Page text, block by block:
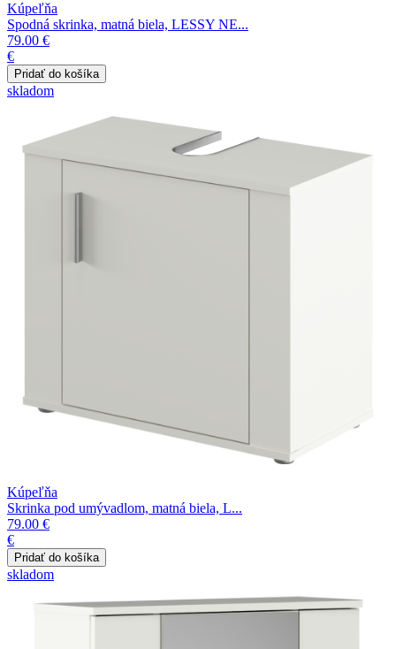
Kúpeľňa
Spodná skrinka, matná biela, LESSY NE...
79.00 €
€
skladom
Kúpeľňa
Skrinka pod umývadlom, matná biela, L...
79.00 €
€
skladom